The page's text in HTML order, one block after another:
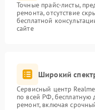
Точные прайс-листы,
ремонта, отсутствие
бесплатной
сайте
Широкий
Сервисный центр
по всей РФ, бесплатную
ремонт, включая